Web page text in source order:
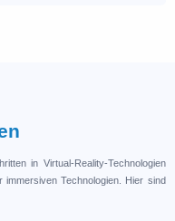
in Virtual-Reality-Technologien
Technologien. Hier sind